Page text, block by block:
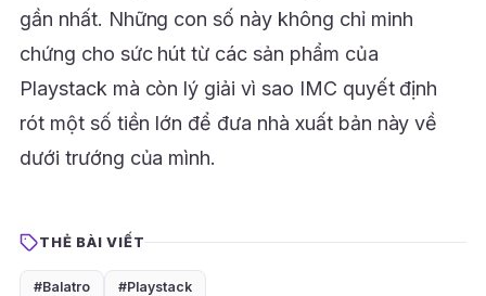
gần nhất. Những con số này không chỉ minh
chứng cho sức hút từ các sản phẩm của
Playstack mà còn lý giải vì sao IMC quyết định
rót một số tiền lớn để đưa nhà xuất bản này về
dưới trướng của mình.
THẺ BÀI VIẾT
#Balatro #Playstack